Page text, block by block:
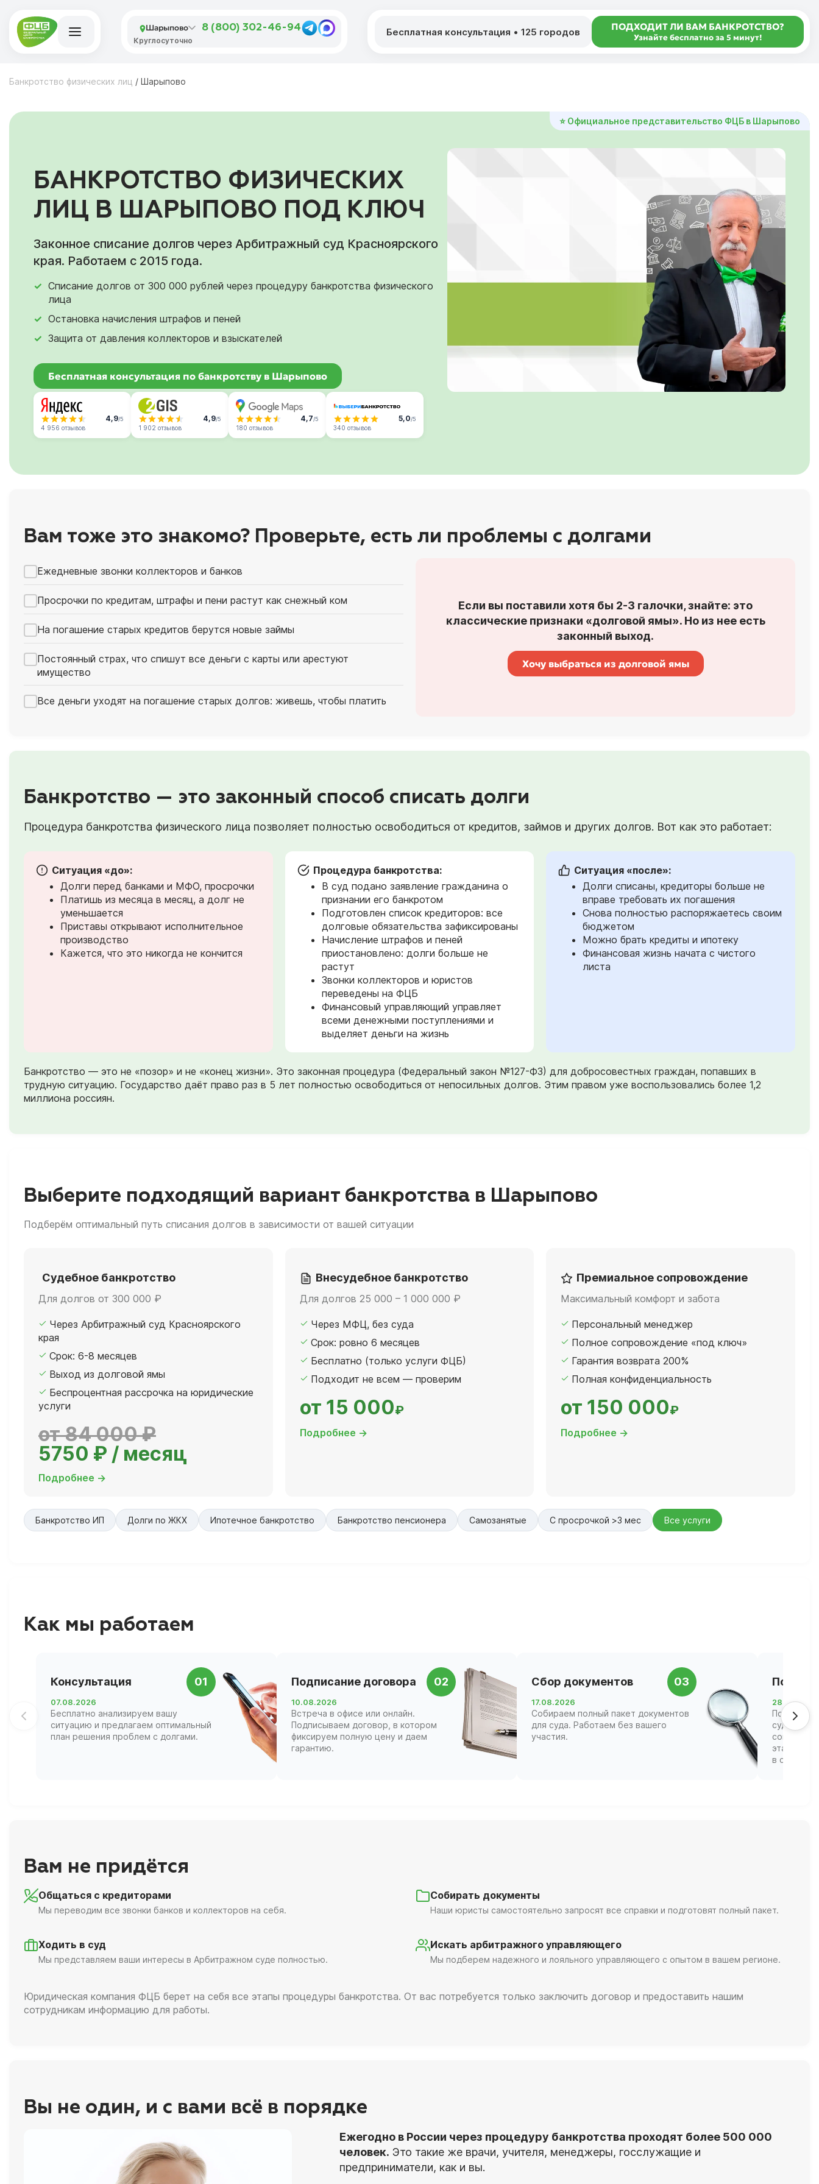
Шарыпово 8 (800) 302-46-94
Круглосуточно
Бесплатная консультация • 125 городов ПОДХОДИТ ЛИ ВАМ БАНКРОТСТВО?
Узнайте бесплатно за 5 минут!
Банкротство физических лиц / Шарыпово
⭐ Официальное представительство ФЦБ в Шарыпово
БАНКРОТСТВО ФИЗИЧЕСКИХ
ЛИЦ В ШАРЫПОВО ПОД КЛЮЧ
Законное списание долгов через Арбитражный суд Красноярского
края. Работаем с 2015 года.
Списание долгов от 300 000 рублей через процедуру банкротства физического
лица
Остановка начисления штрафов и пеней
Защита от давления коллекторов и взыскателей
Бесплатная консультация по банкротству в Шарыпово
4,9/5
4 956 отзывов
4,9/5
1 902 отзывов
4,7/5
180 отзывов
5,0/5
340 отзывов
Вам тоже это знакомо? Проверьте, есть ли проблемы с долгами
Ежедневные звонки коллекторов и банков
Просрочки по кредитам, штрафы и пени растут как снежный ком
На погашение старых кредитов берутся новые займы
Постоянный страх, что спишут все деньги с карты или арестуют
имущество
Все деньги уходят на погашение старых долгов: живешь, чтобы платить
Если вы поставили хотя бы 2-3 галочки, знайте: это
классические признаки «долговой ямы». Но из нее есть
законный выход.
Хочу выбраться из долговой ямы
Банкротство — это законный способ списать долги
Процедура банкротства физического лица позволяет полностью освободиться от кредитов, займов и других долгов. Вот как это работает:
Ситуация «до»:
Долги перед банками и МФО, просрочки
Платишь из месяца в месяц, а долг не
уменьшается
Приставы открывают исполнительное
производство
Кажется, что это никогда не кончится
Процедура банкротства:
В суд подано заявление гражданина о
признании его банкротом
Подготовлен список кредиторов: все
долговые обязательства зафиксированы
Начисление штрафов и пеней
приостановлено: долги больше не
растут
Звонки коллекторов и юристов
переведены на ФЦБ
Финансовый управляющий управляет
всеми денежными поступлениями и
выделяет деньги на жизнь
Ситуация «после»:
Долги списаны, кредиторы больше не
вправе требовать их погашения
Снова полностью распоряжаетесь своим
бюджетом
Можно брать кредиты и ипотеку
Финансовая жизнь начата с чистого
листа
Банкротство — это не «позор» и не «конец жизни». Это законная процедура (Федеральный закон №127-ФЗ) для добросовестных граждан, попавших в
трудную ситуацию. Государство даёт право раз в 5 лет полностью освободиться от непосильных долгов. Этим правом уже воспользовались более 1,2
миллиона россиян.
Выберите подходящий вариант банкротства в Шарыпово
Подберём оптимальный путь списания долгов в зависимости от вашей ситуации
Судебное банкротство
Для долгов от 300 000 ₽
Через Арбитражный суд Красноярского
края
Срок: 6-8 месяцев
Выход из долговой ямы
Беспроцентная рассрочка на юридические
услуги
от 84 000 ₽
5750 ₽ / месяц
Подробнее →
Внесудебное банкротство
Для долгов 25 000 – 1 000 000 ₽
Через МФЦ, без суда
Срок: ровно 6 месяцев
Бесплатно (только услуги ФЦБ)
Подходит не всем — проверим
от 15 000₽
Подробнее →
Премиальное сопровождение
Максимальный комфорт и забота
Персональный менеджер
Полное сопровождение «под ключ»
Гарантия возврата 200%
Полная конфиденциальность
от 150 000₽
Подробнее →
Банкротство ИП Долги по ЖКХ Ипотечное банкротство Банкротство пенсионера Самозанятые С просрочкой >3 мес Все услуги
Как мы работаем
Консультация 01
07.08.2026
Бесплатно анализируем вашу
ситуацию и предлагаем оптимальный
план решения проблем с долгами.
Подписание договора 02
10.08.2026
Встреча в офисе или онлайн.
Подписываем договор, в котором
фиксируем полную цену и даем
гарантию.
Сбор документов 03
17.08.2026
Собираем полный пакет документов
для суда. Работаем без вашего
участия.
Подача
28.08.2026
Подаём
суд
этапах,
в
Вам не придётся
Общаться с кредиторами
Мы переводим все звонки банков и коллекторов на себя.
Собирать документы
Наши юристы самостоятельно запросят все справки и подготовят полный пакет.
Ходить в суд
Мы представляем ваши интересы в Арбитражном суде полностью.
Искать арбитражного управляющего
Мы подберем надежного и лояльного управляющего с опытом в вашем регионе.
Юридическая компания ФЦБ берет на себя все этапы процедуры банкротства. От вас потребуется только заключить договор и предоставить нашим
сотрудникам информацию для работы.
Вы не один, и с вами всё в порядке
Ежегодно в России через процедуру банкротства проходят более 500 000
человек. Это такие же врачи, учителя, менеджеры, госслужащие и
предприниматели, как и вы.